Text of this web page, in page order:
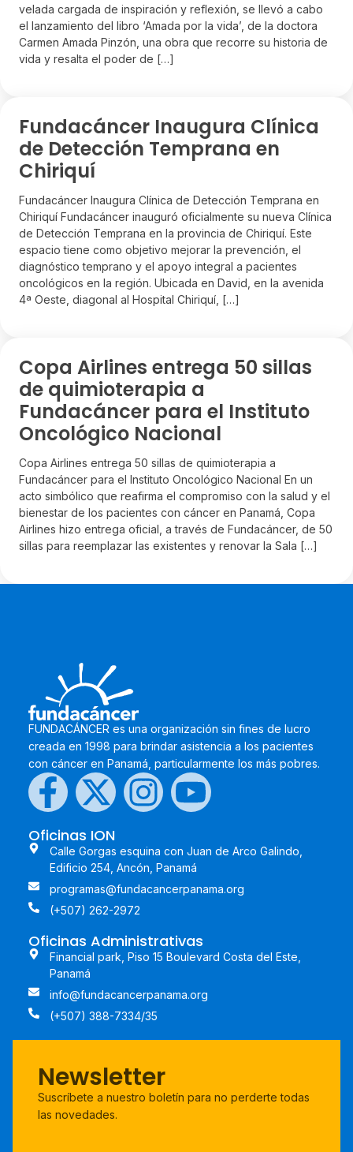
velada cargada de inspiración y reflexión, se llevó a cabo
el lanzamiento del libro ‘Amada por la vida’, de la doctora
Carmen Amada Pinzón, una obra que recorre su historia de
vida y resalta el poder de […]
Fundacáncer Inaugura Clínica
de Detección Temprana en
Chiriquí
Fundacáncer Inaugura Clínica de Detección Temprana en
Chiriquí Fundacáncer inauguró oficialmente su nueva Clínica
de Detección Temprana en la provincia de Chiriquí. Este
espacio tiene como objetivo mejorar la prevención, el
diagnóstico temprano y el apoyo integral a pacientes
oncológicos en la región. Ubicada en David, en la avenida
4ª Oeste, diagonal al Hospital Chiriquí, […]
Copa Airlines entrega 50 sillas
de quimioterapia a
Fundacáncer para el Instituto
Oncológico Nacional
Copa Airlines entrega 50 sillas de quimioterapia a
Fundacáncer para el Instituto Oncológico Nacional En un
acto simbólico que reafirma el compromiso con la salud y el
bienestar de los pacientes con cáncer en Panamá, Copa
Airlines hizo entrega oficial, a través de Fundacáncer, de 50
sillas para reemplazar las existentes y renovar la Sala […]
FUNDACÁNCER es una organización sin fines de lucro
creada en 1998 para brindar asistencia a los pacientes
con cáncer en Panamá, particularmente los más pobres.
Oficinas ION
Calle Gorgas esquina con Juan de Arco Galindo,
Edificio 254, Ancón, Panamá
programas@fundacancerpanama.org
(+507) 262-2972
Oficinas Administrativas
Financial park, Piso 15 Boulevard Costa del Este,
Panamá
info@fundacancerpanama.org
(+507) 388-7334/35
Newsletter
Suscríbete a nuestro boletín para no perderte todas
las novedades.